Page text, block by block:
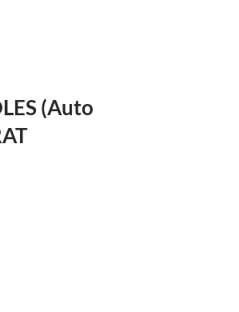
(Auto